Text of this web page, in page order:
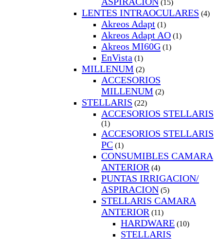
(15)
LENTES INTRAOCULARES (4)
Akreos Adapt (1)
Akreos Adapt AO (1)
Akreos MI60G (1)
EnVista (1)
MILLENUM (2)
ACCESORIOS
MILLENUM (2)
STELLARIS (22)
ACCESORIOS STELLARIS
(1)
ACCESORIOS STELLARIS
PC (1)
CONSUMIBLES CAMARA
ANTERIOR (4)
PUNTAS IRRIGACION/
ASPIRACION (5)
STELLARIS CAMARA
ANTERIOR (11)
HARDWARE (10)
STELLARIS